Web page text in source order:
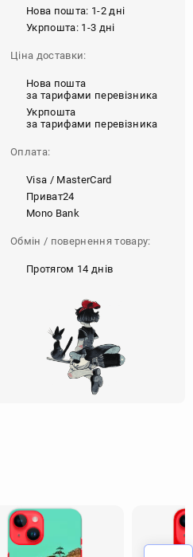
Нова пошта: 1-2 дні
Укрпошта: 1-3 дні
Ціна доставки:
Нова пошта
за тарифами перевізника
Укрпошта
за тарифами перевізника
Оплата:
Visa / MasterCard
Приват24
Mono Bank
Обмін / повернення товару:
Протягом 14 днів